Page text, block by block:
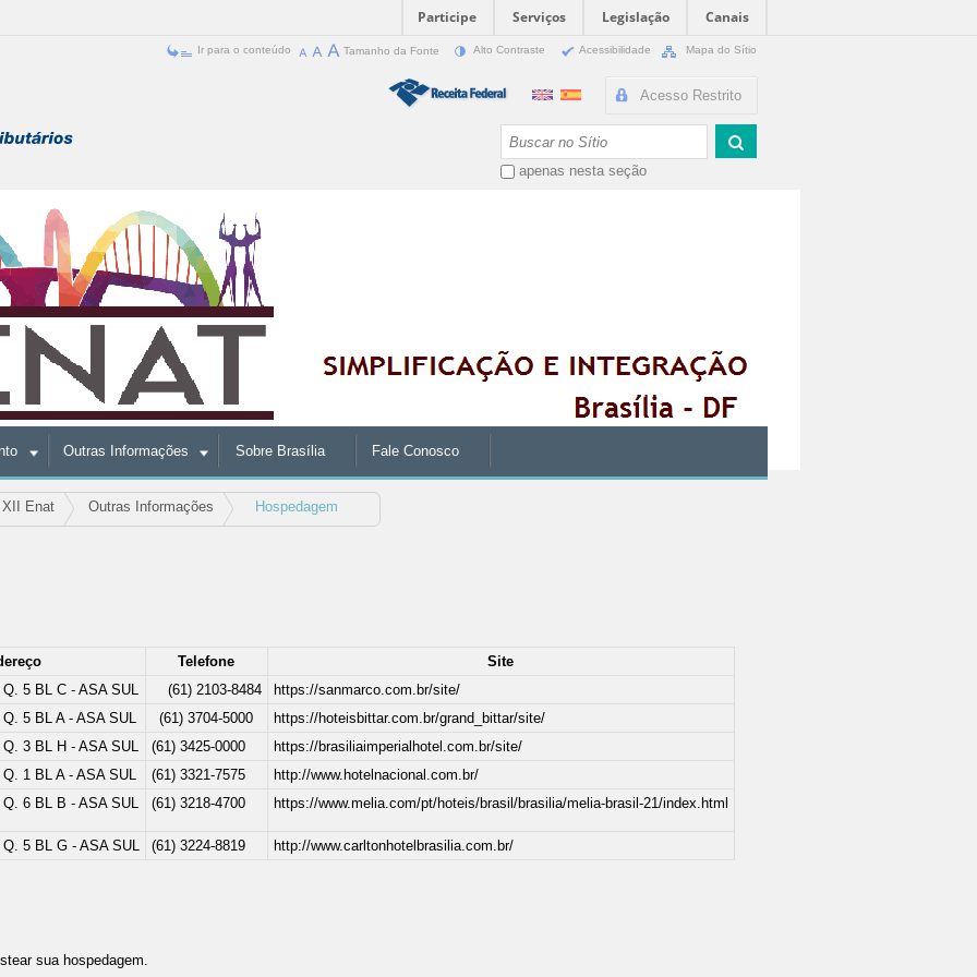
Participe Serviços Legislação
Canais
Ir para o conteúdo Tamanho da Fonte Alto Contraste Acessibilidade Mapa do Sítio
Acesso Restrito
apenas nesta seção
Outras Informações Sobre Brasília Fale Conosco
XII Enat Outras Informações Hospedagem
Telefone
Site
5 BL C- ASA SUL (61) 2103-8484
https://sanmarco.com.br/site/
5 BL A - ASA SUL (61) 3704-5000
https://hoteisbittar.com.br/grand_bittar/site/
3 BL H - ASA SUL (61) 3425-0000
https://brasiliaimperialhotel.com.br/site/
1 BL A - ASA SUL (61) 3321-7575
http://www.hotelnacional.com.br/
6 BL B - ASA SUL (61) 3218-4700 https://www.melia.com/pt/hoteis/brasil/brasilia/melia-brasil-21/index.html
5 BL G - ASA SUL (61) 3224-8819 http://www.carltonhotelbrasilia.com.br/
sua hospedagem.